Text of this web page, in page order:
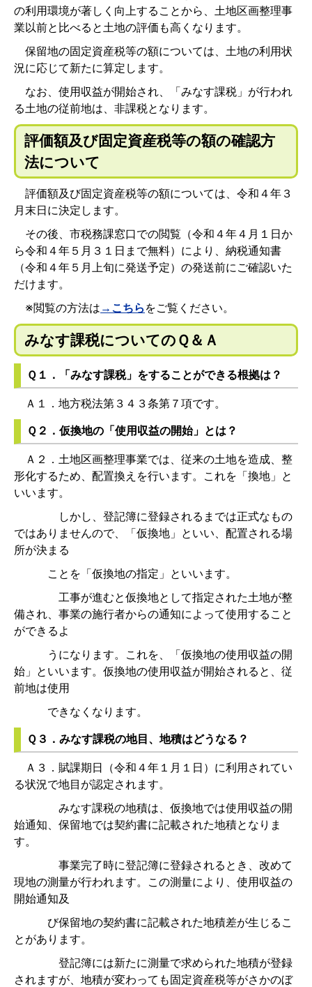
の利用環境が著しく向上することから、土地区画整理事
業以前と比べると土地の評価も高くなります。
保留地の固定資産税等の額については、土地の利用状
況に応じて新たに算定します。
なお、使用収益が開始され、「みなす課税」が行われ
る土地の従前地は、非課税となります。
評価額及び固定資産税等の額の確認方
法について
評価額及び固定資産税等の額については、令和４年３
月末日に決定します。
その後、市税務課窓口での閲覧（令和４年４月１日か
ら令和４年５月３１日まで無料）により、納税通知書
（令和４年５月上旬に発送予定）の発送前にご確認いた
だけます。
※閲覧の方法は →こちら をご覧ください。
みなす課税についてのＱ＆Ａ
Ｑ１．「みなす課税」をすることができる根拠は？
Ａ１．地方税法第３４３条第７項です。
Ｑ２．仮換地の「使用収益の開始」とは？
Ａ２．土地区画整理事業では、従来の土地を造成、整
形化するため、配置換えを行います。これを「換地」と
いいます。
しかし、登記簿に登録されるまでは正式なもの
ではありませんので、「仮換地」といい、配置される場
所が決まる
ことを「仮換地の指定」といいます。
工事が進むと仮換地として指定された土地が整
備され、事業の施行者からの通知によって使用すること
ができるよ
うになります。これを、「仮換地の使用収益の開
始」といいます。仮換地の使用収益が開始されると、従
前地は使用
できなくなります。
Ｑ３．みなす課税の地目、地積はどうなる？
Ａ３．賦課期日（令和４年１月１日）に利用されてい
る状況で地目が認定されます。
みなす課税の地積は、仮換地では使用収益の開
始通知、保留地では契約書に記載された地積となりま
す。
事業完了時に登記簿に登録されるとき、改めて
現地の測量が行われます。この測量により、使用収益の
開始通知及
び保留地の契約書に記載された地積差が生じるこ
とがあります。
登記簿には新たに測量で求められた地積が登録
されますが、地積が変わっても固定資産税等がさかのぼ